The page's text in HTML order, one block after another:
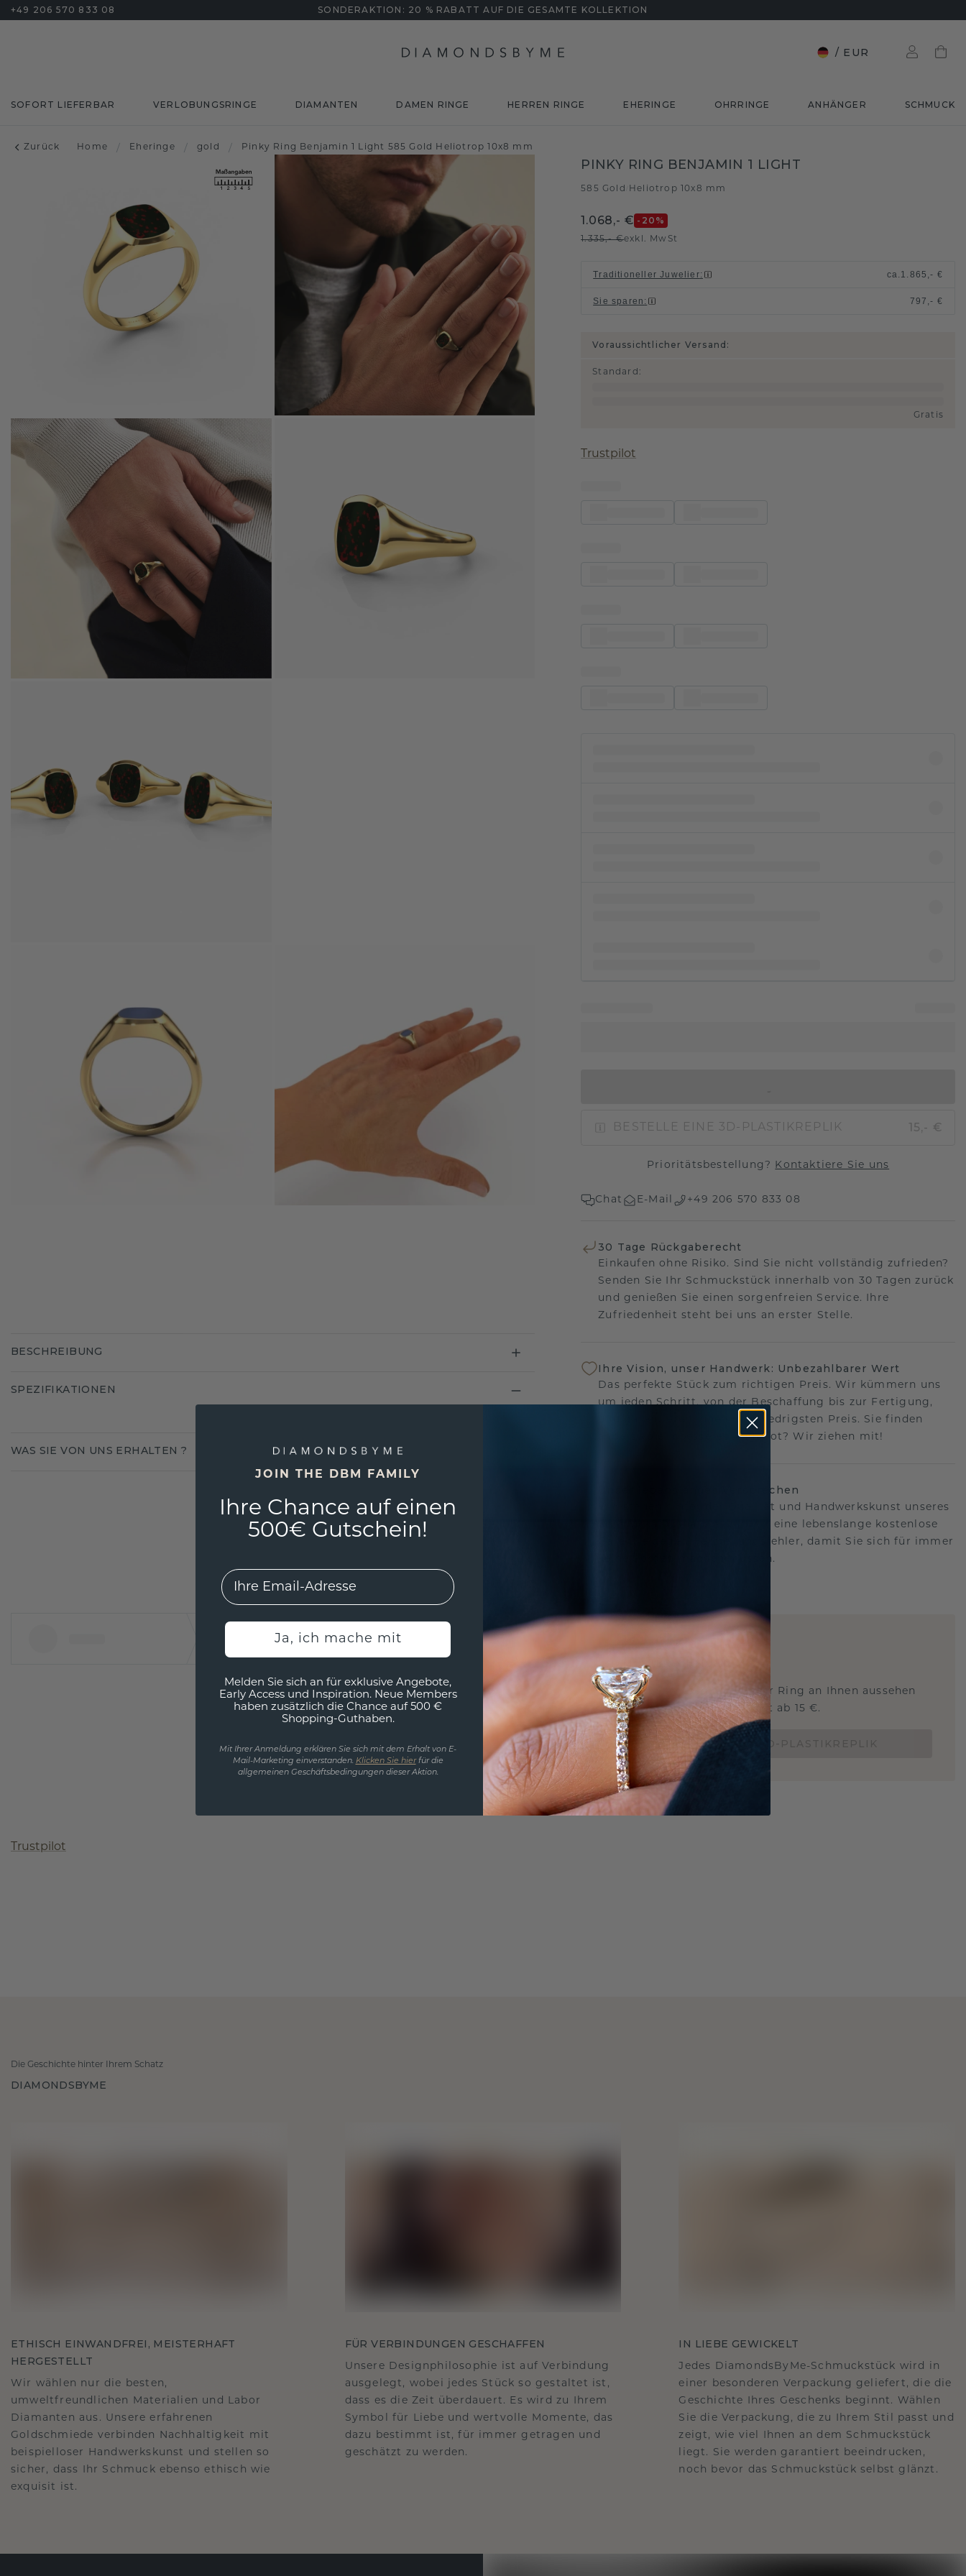
+49 206 570 833 08 SONDERAKTION: 20 % RABATT AUF DIE GESAMTE KOLLEKTION
/ EUR
SOFORT LIEFERBAR VERLOBUNGSRINGE DIAMANTEN DAMEN RINGE HERREN RINGE EHERINGE OHRRINGE ANHÄNGER SCHMUCK
Zurück Home / Eheringe / gold / Pinky Ring Benjamin 1 Light 585 Gold Heliotrop 10x8 mm
PINKY RING BENJAMIN 1 LIGHT
585 Gold Heliotrop 10x8 mm
1.068,- € -20 %
1.335,- €exkl. MwSt
Traditioneller Juwelier: ca. 1.865,- €
Sie sparen : 797,- €
Voraussichtlicher Versand:
Standard :
Gratis
Trustpilot
BESTELLE EINE 3D-PLASTIKREPLIK 15,- €
Prioritätsbestellung? Kontaktiere Sie uns
Chat E-Mail +49 206 570 833 08
30 Tage Rückgaberecht
Einkaufen ohne Risiko. Sind Sie nicht vollständig zufrieden?
Senden Sie Ihr Schmuckstück innerhalb von 30 Tagen zurück
und genießen Sie einen sorgenfreien Service. Ihre
Zufriedenheit steht bei uns an erster Stelle.
Ihre Vision, unser Handwerk: Unbezahlbarer Wert
Das perfekte Stück zum richtigen Preis. Wir kümmern uns
um jeden Schritt, von der Beschaffung bis zur Fertigung,
und garantieren Ihnen den niedrigsten Preis. Sie finden
anderswo ein besseres Angebot? Wir ziehen mit!
Unser lebenslanges Versprechen
Wir stehen hinter der Qualität und Handwerkskunst unseres
Schmucks.Deshalb bieten wir eine lebenslange kostenlose
Garantie gegen Herstellungsfehler, damit Sie sich für immer
keine Sorgen machen müssen.
EINZIGARTIG!
3D MUSTERSCHMUCK
Wollen Sie wissen, wie dieser Ring an Ihnen aussehen
würde und ob er passt? Jetzt ab 15 €.
BESTELLE EINE 3D-PLASTIKREPLIK
BESCHREIBUNG
SPEZIFIKATIONEN
WAS SIE VON UNS ERHALTEN ?
Trustpilot
Die Geschichte hinter Ihrem Schatz
DIAMONDSBYME
ETHISCH EINWANDFREI, MEISTERHAFT
HERGESTELLT
Wir wählen nur die besten,
umweltfreundlichen Materialien und Labor
Diamanten aus. Unsere erfahrenen
Goldschmiede verbinden Nachhaltigkeit mit
beispielloser Handwerkskunst und stellen so
sicher, dass Ihr Schmuck ebenso ethisch wie
exquisit ist.
FÜR VERBINDUNGEN GESCHAFFEN
Unsere Designphilosophie ist auf Verbindung
ausgelegt, wobei jedes Stück so gestaltet ist,
dass es die Zeit überdauert. Es wird zu Ihrem
Symbol für Liebe und wertvolle Momente, das
dazu bestimmt ist, für immer getragen und
geschätzt zu werden.
IN LIEBE GEWICKELT
Jedes DiamondsByMe-Schmuckstück wird in
einer besonderen Verpackung geliefert, die die
Geschichte Ihres Geschenks beginnt. Wählen
Sie die Verpackung, die zu Ihrem Stil passt und
zeigt, wie viel Ihnen an dem Schmuckstück
liegt. Sie werden garantiert beeindrucken,
noch bevor das Schmuckstück selbst glänzt.
JOIN THE DBM FAMILY
Ihre Chance auf einen
500€ Gutschein!
EMail
Ja, ich mache mit
Melden Sie sich an für exklusive Angebote,
Early Access und Inspiration. Neue Members
haben zusätzlich die Chance auf 500 €
Shopping-Guthaben.
Mit Ihrer Anmeldung erklären Sie sich mit dem Erhalt von E-
Mail-Marketing einverstanden. Klicken Sie hierfür die
allgemeinen Geschäftsbedingungen dieser Aktion.